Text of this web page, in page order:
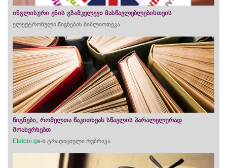
ინგლისური ენის გზამკვლევი მასწავლებლებისთვის
ელექტრონული წიგნების ბიბლიოთეკა
წიგნები, რომელთა წაკითხვას სწავლის პარალელურად
მოახერხებთ
Etaloni.ge-ს ტრადიციული რუბრიკა